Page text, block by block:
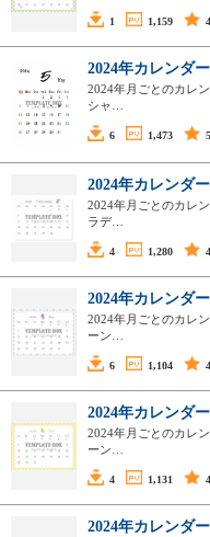
1 1,159
2024年カレンダ
2024年月ごとのカレ
シャ…
6 1,473
2024年カレンダ
2024年月ごとのカレ
ラデ…
4 1,280
2024年カレンダ
2024年月ごとのカレ
ーン…
6 1,104
2024年カレンダ
2024年月ごとのカレ
ーン…
4 1,131
2024年カレンダ